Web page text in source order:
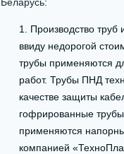
Производство
ввиду недорогой
трубы применяются
работ. Трубы ПНД
качестве защиты
гофрированные
применяются
компанией